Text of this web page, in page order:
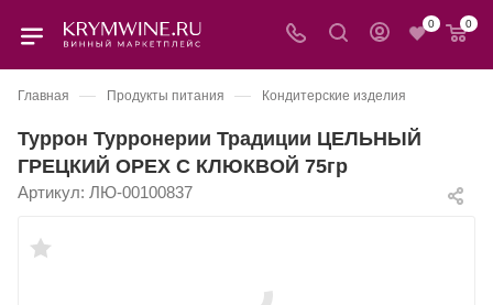
0 0
Главная — Продукты питания — Кондитерские изделия
Туррон Турронерии Традиции ЦЕЛЬНЫЙ
ГРЕЦКИЙ ОРЕХ С КЛЮКВОЙ 75гр
Артикул: ЛЮ-00100837